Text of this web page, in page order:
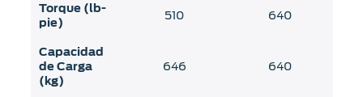
Torque (lb-
pie)
510 640
Capacidad
de Carga
(kg)
646 640